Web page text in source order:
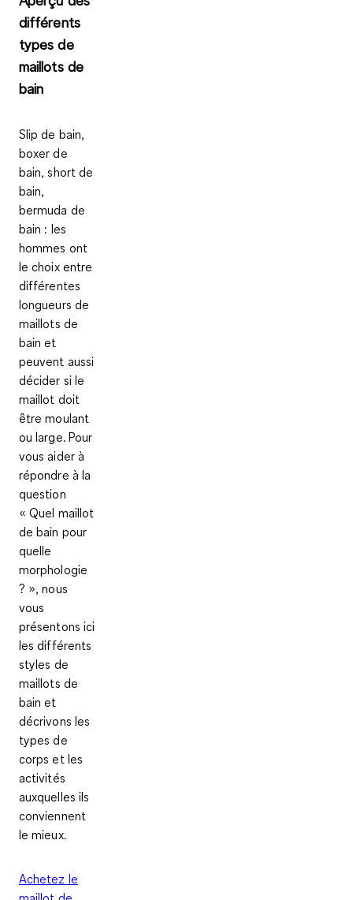
différents
types de
maillots de
bain
Slip de bain,
boxer de
bain, short de
bain,
bermuda de
bain : les
hommes ont
le choix entre
différentes
longueurs de
maillots de
bain et
peuvent aussi
décider si le
maillot doit
être moulant
ou large. Pour
vous aider à
répondre à la
question
« Quel maillot
de bain pour
quelle
morphologie
? », nous
vous
présentons ici
les différents
styles de
maillots de
bain et
décrivons les
types de
corps et les
activités
auxquelles ils
conviennent
le mieux.
Achetez le